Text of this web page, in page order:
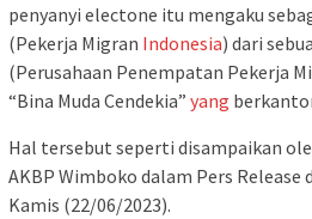
penyanyi electone itu mengaku
(Pekerja Migran Indonesia) dari
(Perusahaan Penempatan Pekerja
“Bina Muda Cendekia” yang
Hal tersebut seperti disampaikan
AKBP Wimboko dalam Pers
Kamis (22/06/2023).